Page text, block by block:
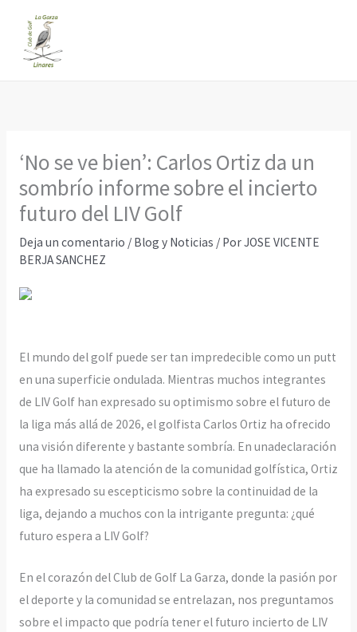
contenido
‘No se ve bien’: Carlos Ortiz da un
sombrío informe sobre el incierto
futuro del LIV Golf
Deja un comentario / Blog y Noticias / PorJOSE VICENTE
BERJA SANCHEZ
El mundo del golf puede ser tan impredecible como un putt
en una superficie ondulada. Mientras muchos integrantes
de LIV Golf han expresado su optimismo sobre el futuro de
la liga más allá de 2026, el golfista Carlos Ortiz ha ofrecido
una visión diferente y bastante sombría. En unadeclaración
que ha llamado la atención de la comunidad golfística, Ortiz
ha expresado su escepticismo sobre la continuidad de la
liga, dejando a muchos con la intrigante pregunta: ¿qué
futuro espera a LIV Golf?
En el corazón del Club de Golf La Garza, donde la pasión por
el deporte y la comunidad se entrelazan, nos preguntamos
sobre el impacto que podría tener el futuro incierto de LIV